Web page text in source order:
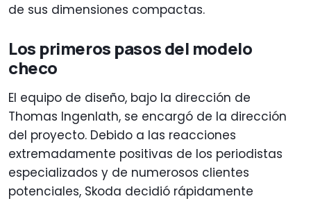
de sus dimensiones compactas.
Los primeros pasos del modelo
checo
El equipo de diseño, bajo la dirección de
Thomas Ingenlath, se encargó de la dirección
del proyecto. Debido a las reacciones
extremadamente positivas de los periodistas
especializados y de numerosos clientes
potenciales, Skoda decidió rápidamente